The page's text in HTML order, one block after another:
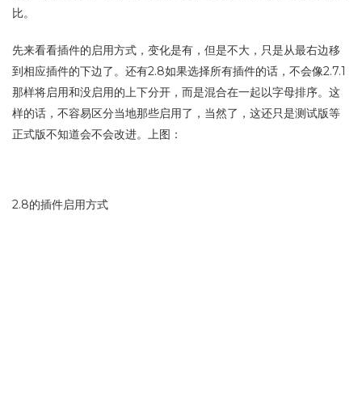
比。
先来看看插件的启用方式，变化是有，但是不大，只是从最右边移
到相应插件的下边了。还有2.8如果选择所有插件的话，不会像2.7.1
那样将启用和没启用的上下分开，而是混合在一起以字母排序。这
样的话，不容易区分当地那些启用了，当然了，这还只是测试版等
正式版不知道会不会改进。上图：
2.8的插件启用方式